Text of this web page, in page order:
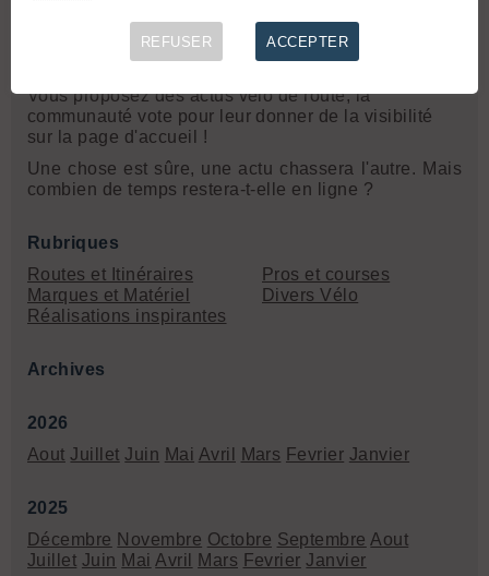
Les actus, comment ça marche ?
Vous proposez des actus vélo de route, la
communauté vote pour leur donner de la visibilité
sur la page d'accueil !
Une chose est sûre, une actu chassera l'autre. Mais
combien de temps restera-t-elle en ligne ?
Rubriques
Routes et Itinéraires
Marques et Matériel
Réalisations inspirantes
Pros et courses
Divers Vélo
Archives
2026
Aout Juillet Juin Mai Avril Mars Fevrier Janvier
2025
Décembre Novembre Octobre Septembre Aout
Juillet Juin Mai Avril Mars Fevrier Janvier
REFUSER ACCEPTER